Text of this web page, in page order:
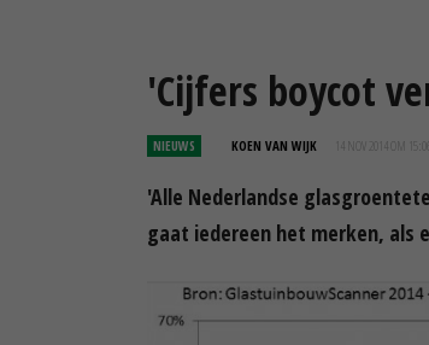
'Cijfers boycot
NIEUWS KOEN VAN WIJK 14 NOV 2014 OM 15:06
'Alle Nederlandse
gaat iedereen het merken, als